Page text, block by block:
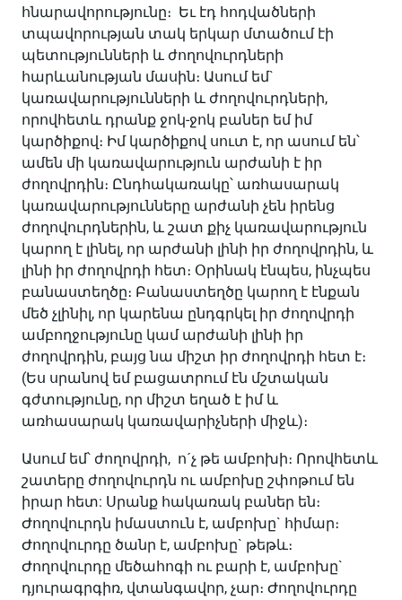
հնարավորությունը։ Եւ էդ հոդվածների
տպավորության տակ երկար մտածում էի
պետությունների և ժողովուրդների
հարևանության մասին։ Ասում եմ`
կառավարությունների և ժողովուրդների,
որովհետև դրանք ջոկ-ջոկ բաներ եմ իմ
կարծիքով։ Իմ կարծիքով սուտ է, որ ասում են՝
ամեն մի կառավարություն արժանի է իր
ժողովրդին։ Ընդհակառակը՝ առհասարակ
կառավարությունները արժանի չեն իրենց
ժողովուրդներին, և շատ քիչ կառավարություն
կարող է լինել, որ արժանի լինի իր ժողովրդին, և
լինի իր ժողովրդի հետ։ Օրինակ էնպես, ինչպես
բանաստեղծը։ Բանաստեղծը կարող է էնքան
մեծ չլինիլ, որ կարենա ընդգրկել իր ժողովրդի
ամբողջությունը կամ արժանի լինի իր
ժողովրդին, բայց նա միշտ իր ժողովրդի հետ է։
(Ես սրանով եմ բացատրում էն մշտական
գժտությունը, որ միշտ եղած է իմ և
առհասարակ կառավարիչների միջև)։
Ասում եմ՝ ժողովրդի, ո´չ թե ամբոխի։ Որովհետև
շատերը ժողովուրդն ու ամբոխը շփոթում են
իրար հետ: Սրանք հակառակ բաներ են։
Ժողովուրդն իմաստուն է, ամբոխը` հիմար։
Ժողովուրդը ծանր է, ամբոխը` թեթև։
Ժողովուրդը մեծահոգի ու բարի է, ամբոխը`
դյուրագրգիռ, վտանգավոր, չար։ Ժողովուրդը